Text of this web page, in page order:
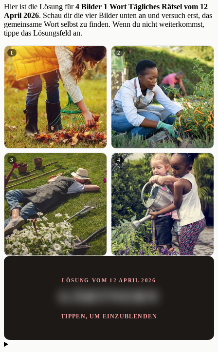
Hier ist die Lösung für4 Bilder 1 Wort Tägliches Rätsel vom 12
April 2026. Schau dir die vier Bilder unten an und versuch erst, das
gemeinsame Wort selbst zu finden. Wenn du nicht weiterkommst,
tippe das Lösungsfeld an.
1 2
3 4
LÖSUNG VOM 12 APRIL 2026
GÄRTNERN
TIPPEN, UM EINZUBLENDEN